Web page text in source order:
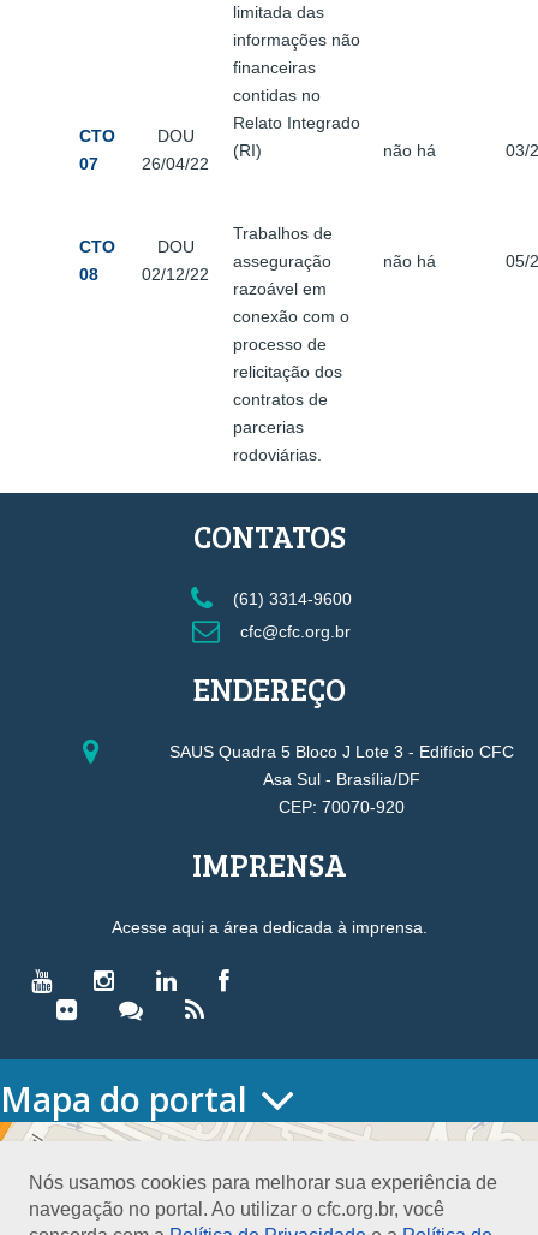
CTO
07
CTO
08
DOU
26/04/22
DOU
02/12/22
limitada das
informações não
financeiras
contidas no
Relato Integrado
(RI)
Trabalhos de
asseguração
razoável em
conexão com o
processo de
relicitação dos
contratos de
parcerias
rodoviárias.
não há
não há
03/
05/
Nós usamos cookies para melhorar sua experiência de
navegação no portal. Ao utilizar o cfc.org.br, você
CONTATOS
(61) 3314-9600
cfc@cfc.org.br
ENDEREÇO
SAUS Quadra 5 Bloco J Lote 3 - Edifício CFC
Asa Sul - Brasília/DF
CEP: 70070-920
IMPRENSA
Acesse aqui a área dedicada à imprensa.
Mapa do portal
HOME
Conselho Diretor
Nossa Sede